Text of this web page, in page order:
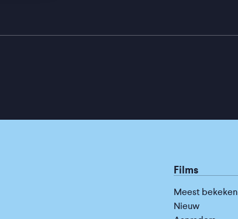
Films
Meest bekeken
Nieuw